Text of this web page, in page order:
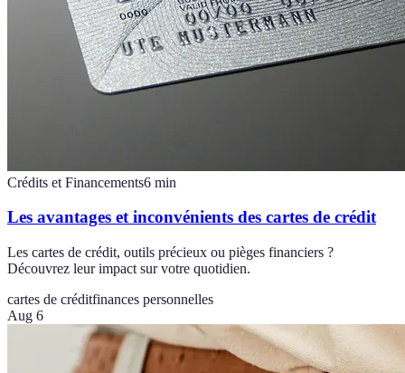
Crédits et Financements6 min
Les avantages et inconvénients des cartes de crédit
Les cartes de crédit, outils précieux ou pièges financiers ?
Découvrez leur impact sur votre quotidien.
cartes de créditfinances personnelles
Aug 6